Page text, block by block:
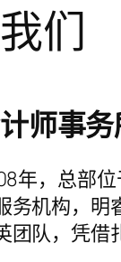
们
师事
年，总部
务机构，明
团队，凭借